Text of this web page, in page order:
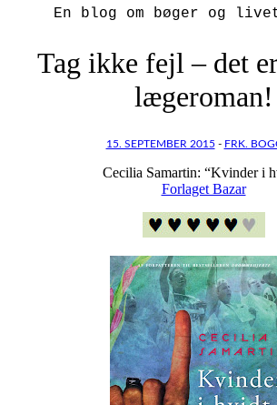
En blog om bøger og
Tag ikke fejl – det
lægeroman!
15. SEPTEMBER 2015 - FRK.
Cecilia Samartin: “Kvinder i
Forlaget Bazar